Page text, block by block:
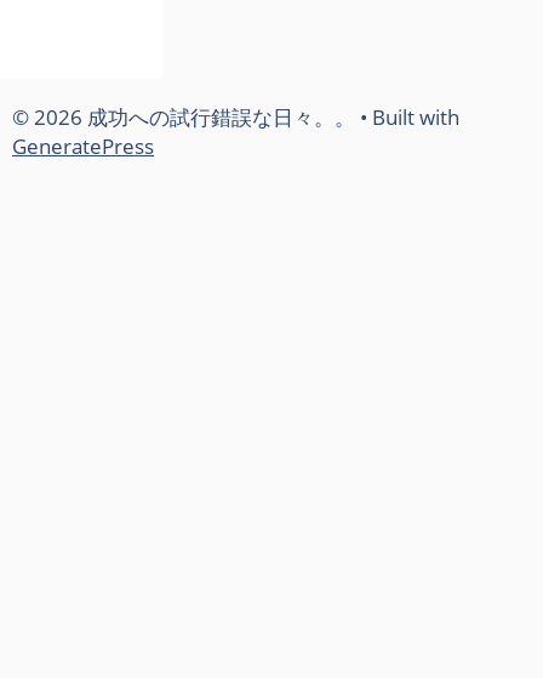
© 2026 成功への試行錯誤な日々。。
• Built with
GeneratePress